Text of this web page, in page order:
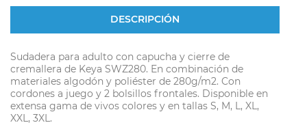
DESCRIPCIÓN
Sudadera para adulto con capucha y cierre de
cremallera de Keya SWZ280. En combinación de
materiales algodón y poliéster de 280g/m2. Con
cordones a juego y 2 bolsillos frontales. Disponible en
extensa gama de vivos colores y en tallas S, M, L, XL,
XXL, 3XL.